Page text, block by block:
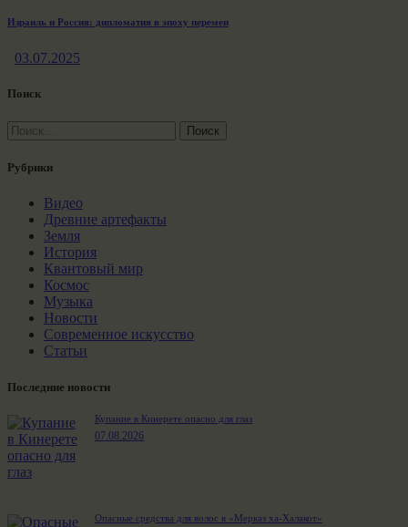
Израиль и Россия: дипломатия в эпоху перемен
03.07.2025
Поиск
Найти:
Рубрики
Видео
Древние артефакты
Земля
История
Квантовый мир
Космос
Музыка
Новости
Современное искусство
Статьи
Последние новости
Купание в Кинерете опасно для глаз
07.08.2026
Опасные средства для волос в «Мерказ ха-Халакот»